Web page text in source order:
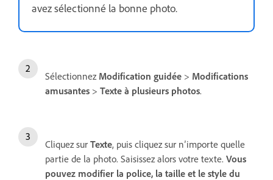
avez sélectionné la bonne photo.
Sélectionnez Modification guidée > Modifications
amusantes > Texte à plusieurs photos.
Cliquez sur Texte, puis cliquez sur n’importe quelle
partie de la photo. Saisissez alors votre texte. Vous
pouvez modifier la police, la taille et le style du